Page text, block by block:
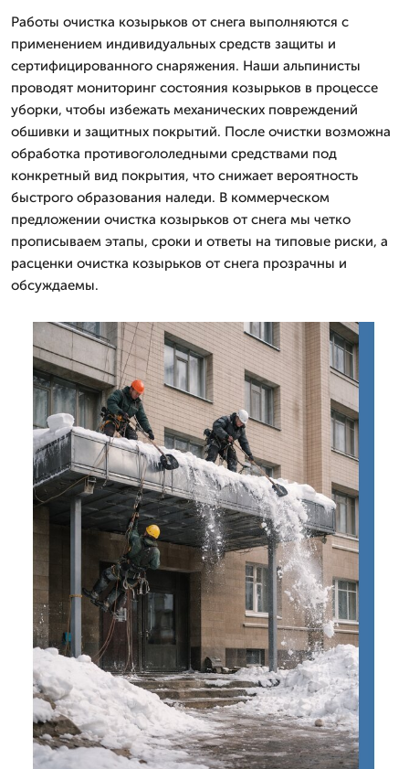
Работы очистка козырьков от снега выполняются с
применением индивидуальных средств защиты и
сертифицированного снаряжения. Наши альпинисты
проводят мониторинг состояния козырьков в процессе
уборки, чтобы избежать механических повреждений
обшивки и защитных покрытий. После очистки возможна
обработка противогололедными средствами под
конкретный вид покрытия, что снижает вероятность
быстрого образования наледи. В коммерческом
предложении очистка козырьков от снега мы четко
прописываем этапы, сроки и ответы на типовые риски, а
расценки очистка козырьков от снега прозрачны и
обсуждаемы.